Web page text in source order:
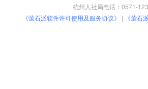
杭州人社局电话：0571-
《萤石派软件许可使用及服务协议》 | 《萤石